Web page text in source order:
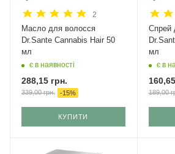
2
Масло для волосся
Dr.Sante Cannabis Hair 50
мл
є в наявності
288,15 грн.
339,00грн. -15%
КУПИТИ
Спрей
мл
є в
160,65
189,00